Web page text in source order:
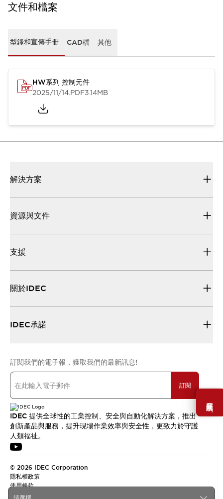
需要幫助嗎？
文件和檔案
型錄和宣傳手冊 CAD檔 其他
HW系列 控制元件
2025/11/14.PDF3.14MB
解決方案
資源與文件
支援
關於IDEC
IDEC承諾
訂閱我們的電子報，獲取我們的最新訊息!
訂閱
IDEC 提供全球性的工業控制、安全與自動化解決方案，推出
創新產品與服務，提升現場作業效率與安全性，更致力於守護
人類福祉。
© 2026 IDEC Corporation
隱私權政策
使用條款